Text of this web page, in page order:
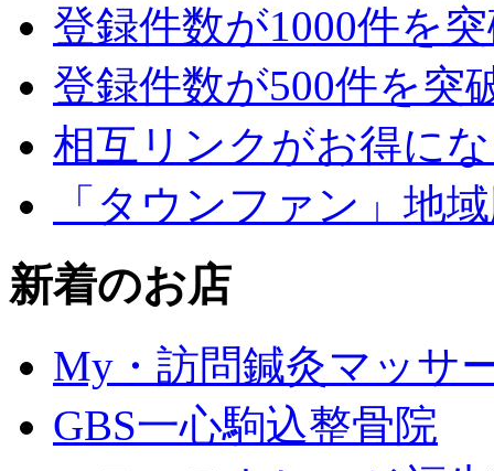
登録件数が1000件を
登録件数が500件を突
相互リンクがお得に
「タウンファン」地
新着のお店
My・訪問鍼灸マッサ
GBS一心駒込整骨院